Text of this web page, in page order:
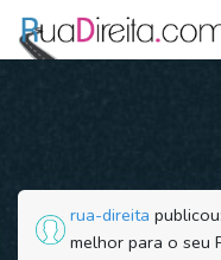
rua-direita
melhor para o seu